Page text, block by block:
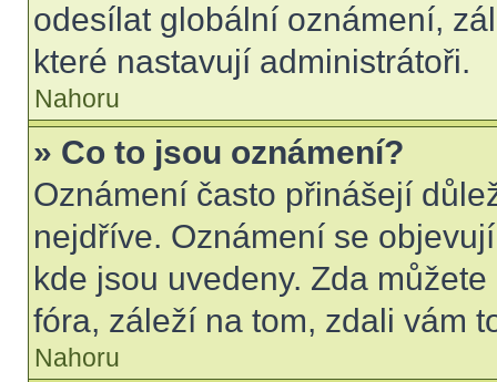
odesílat globální oznámení,
které nastavují administrátoři.
Nahoru
» Co to jsou oznámení?
Oznámení často přinášejí
nejdříve. Oznámení se
kde jsou uvedeny. Zda
fóra, záleží na tom, zdali vám
Nahoru